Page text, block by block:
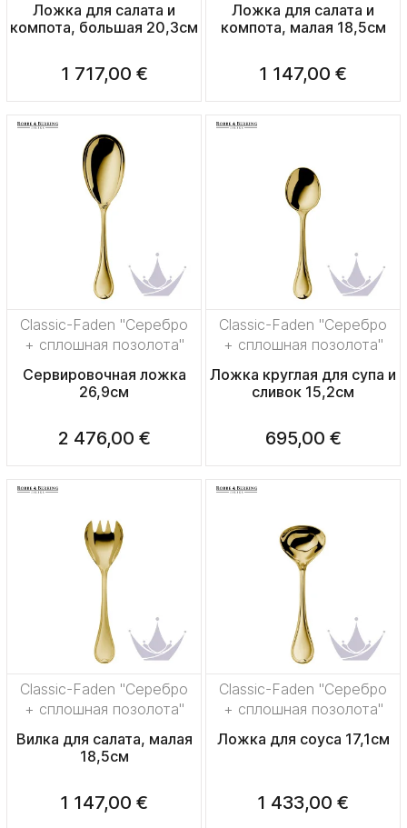
Ложка для салата и
компота, большая 20,3см
1 717,00 €
Ложка для салата и
компота, малая 18,5см
1 147,00 €
Classic-Faden "Серебро
+ сплошная позолота"
Сервировочная ложка
26,9см
2 476,00 €
Classic-Faden "Серебро
+ сплошная позолота"
Ложка круглая для супа и
сливок 15,2см
695,00 €
Classic-Faden "Серебро
+ сплошная позолота"
Вилка для салата, малая
18,5см
1 147,00 €
Classic-Faden "Серебро
+ сплошная позолота"
Ложка для соуса 17,1см
1 433,00 €